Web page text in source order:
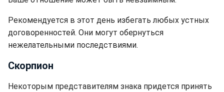
Рекомендуется в этот день избегать любых устных
договоренностей. Они могут обернуться
нежелательными последствиями.
Скорпион
Некоторым представителям знака придется принять